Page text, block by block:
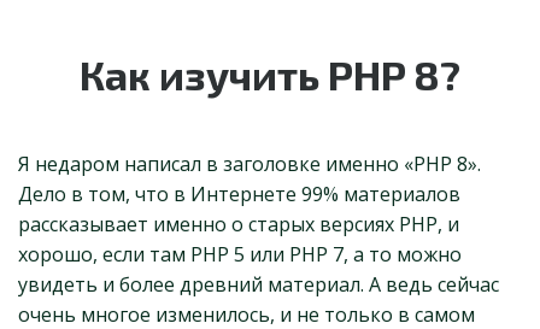
Как изучить PHP 8?
Я недаром написал в заголовке именно «PHP 8».
Дело в том, что в Интернете 99% материалов
рассказывает именно о старых версиях PHP, и
хорошо, если там PHP 5 или PHP 7, а то можно
увидеть и более древний материал. А ведь сейчас
очень многое изменилось, и не только в самом